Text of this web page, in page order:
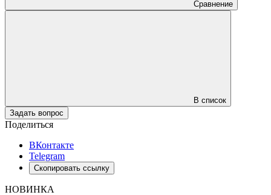
Сравнение
В список
Задать вопрос
Поделиться
ВКонтакте
Telegram
Скопировать ссылку
НОВИНКА